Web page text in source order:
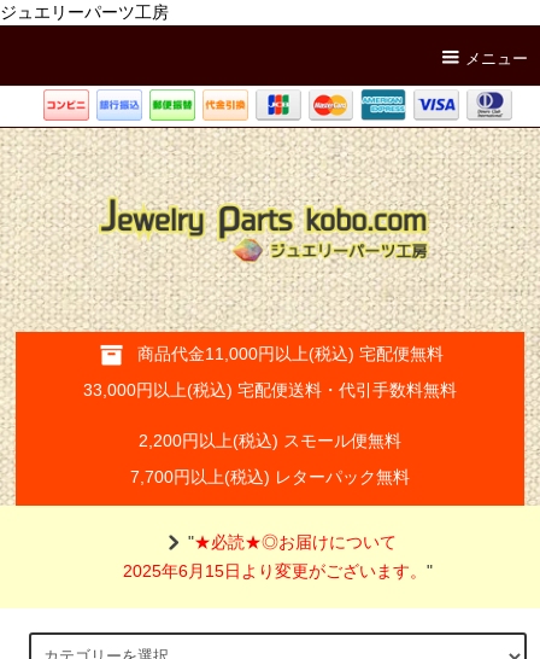
ジュエリーパーツ工房
メニュー
商品代金11,000円以上(税込) 宅配便無料
33,000円以上(税込) 宅配便送料・代引手数料無料
2,200円以上(税込) スモール便無料
7,700円以上(税込) レターパック無料
"★必読★◎お届けについて
2025年6月15日より変更がございます。"